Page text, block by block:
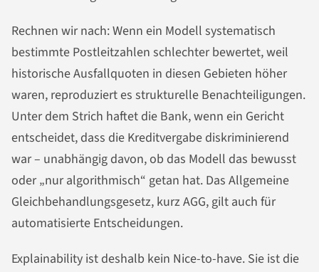
Rechnen wir nach: Wenn ein Modell systematisch
bestimmte Postleitzahlen schlechter bewertet, weil
historische Ausfallquoten in diesen Gebieten höher
waren, reproduziert es strukturelle Benachteiligungen.
Unter dem Strich haftet die Bank, wenn ein Gericht
entscheidet, dass die Kreditvergabe diskriminierend
war – unabhängig davon, ob das Modell das bewusst
oder „nur algorithmisch“ getan hat. Das Allgemeine
Gleichbehandlungsgesetz, kurz AGG, gilt auch für
automatisierte Entscheidungen.
Explainability ist deshalb kein Nice-to-have. Sie ist die